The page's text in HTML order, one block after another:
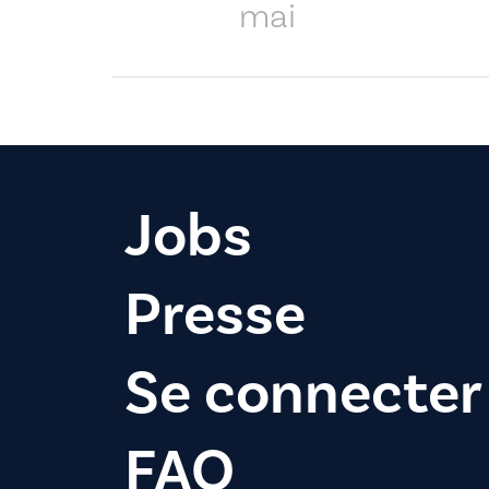
mai
Jobs
Presse
Se connecter
FAQ